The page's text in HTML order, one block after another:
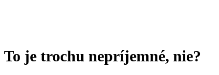
To je trochu nepríjemné, nie?